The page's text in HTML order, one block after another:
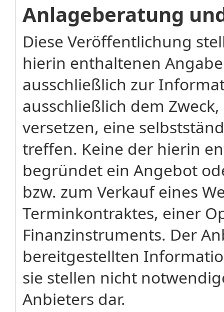
Anlageberatung
Diese Veröffentlichung
hierin enthaltenen
ausschließlich zur
ausschließlich dem
versetzen, eine
treffen. Keine der hierin
begründet ein Angebot
bzw. zum Verkauf eines
Terminkontraktes, einer
Finanzinstruments. Der
bereitgestellten
sie stellen nicht
Anbieters dar.